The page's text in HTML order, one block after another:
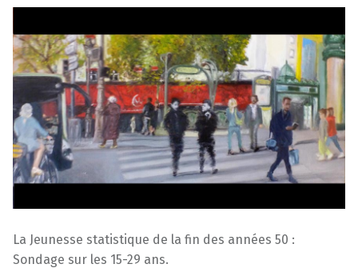
La Jeunesse statistique de la fin des années 50 :
Sondage sur les 15-29 ans.